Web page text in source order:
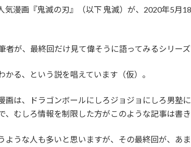
漫画『鬼滅の刃』（以下 鬼滅）が、2020年5月
が、最終回だけ見て偉そうに語ってみるシリーズ
る、という説を唱えています（仮）。
画は、ドラゴンボールにしろジョジョにしろ男塾
むしろ情報を制限した方がこのような記事は書
ような人も多いと思いますが、その最終回が、あ